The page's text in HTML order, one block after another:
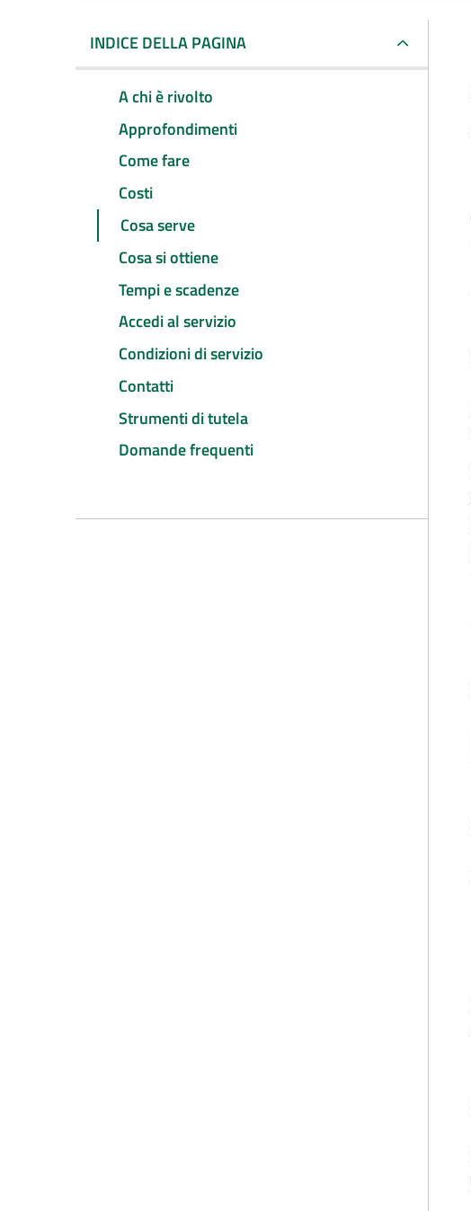
INDICE DELLA PAGINA
A chi è rivolto
Approfondimenti
Come fare
Costi
Cosa serve
Cosa si ottiene
Tempi e scadenze
Accedi al servizio
Condizioni di servizio
Contatti
Strumenti di tutela
Domande frequenti